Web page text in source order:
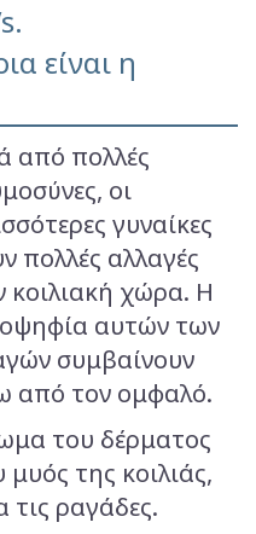
είναι η
από πολλές
οι
γυναίκες
πολλές αλλαγές
κοιλιακή χώρα. Η
αυτών των
συμβαίνουν
από τον ομφαλό.
του δέρματος
της κοιλιάς,
τις ραγάδες.